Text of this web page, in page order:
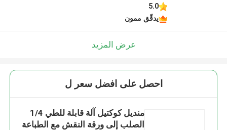
5.0
يدقّق ممون
عرض المزيد
احصل على افضل سعر ل
منديل كوكتيل آلة قابلة للطي 1/4
الصلب إلى ورقة النقش مع الطباعة